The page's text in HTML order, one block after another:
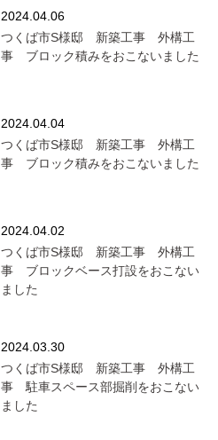
2024.04.06
つくば市S様邸 新築工事 外構工
事 ブロック積みをおこないました
2024.04.04
つくば市S様邸 新築工事 外構工
事 ブロック積みをおこないました
2024.04.02
つくば市S様邸 新築工事 外構工
事 ブロックベース打設をおこない
ました
2024.03.30
つくば市S様邸 新築工事 外構工
事 駐車スペース部掘削をおこない
ました